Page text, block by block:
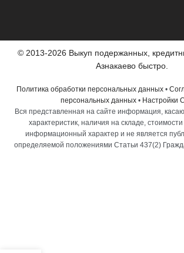
© 2013-2026 Выкуп подержанных,
Азнакаево быстро.
Политика обработки персональных данных•
персональных данных • Настройки
Вся представленная на сайте информация,
характеристик, наличия на складе,
информационный характер и не является
определяемой положениями Статьи 437(2)